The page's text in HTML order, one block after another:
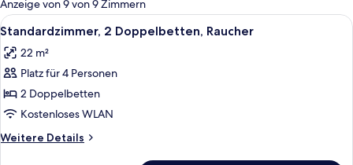
Zimmer
Anzeige von 9 von 9 Zimmern
Alle
Fotos
für
Standardzimmer,
2 Doppelbetten,
Raucher
anzeigen
Ein Hotelzimmer mit zwei Betten,
5
Standardzimmer, 2 Doppelbetten, Raucher
22 m²
Platz für 4 Personen
2 Doppelbetten
Kostenloses WLAN
Weitere Details
Weitere